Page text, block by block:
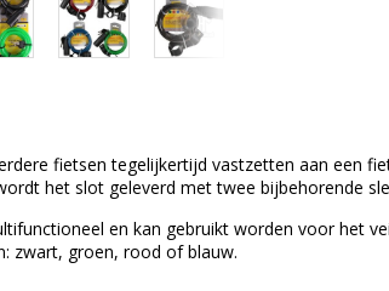
fietsen tegelijkertijd vastzetten aan een
het slot geleverd met twee bijbehorende
en kan gebruikt worden voor het
zwart, groen, rood of blauw.